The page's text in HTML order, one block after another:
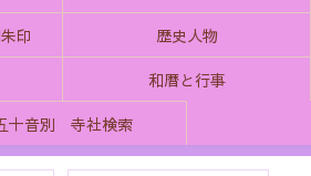
印
歴史人物
和暦と行事
十音別 寺社検索